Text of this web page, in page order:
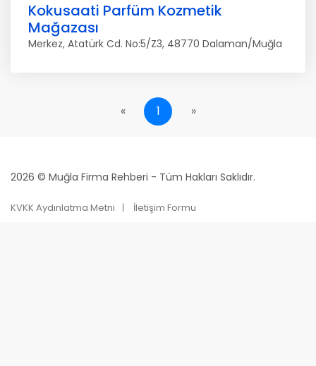
Kokusaati Parfüm Kozmetik
Mağazası
Merkez, Atatürk Cd. No:5/Z3, 48770 Dalaman/Muğla
« 1 »
2026 © Muğla Firma Rehberi - Tüm Hakları Saklıdır.
KVKK Aydınlatma Metni İletişim Formu